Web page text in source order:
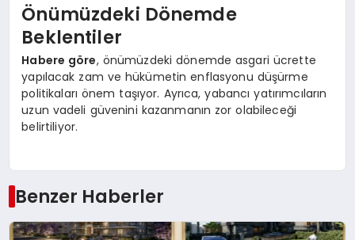
Önümüzdeki Dönemde
Beklentiler
Habere göre, önümüzdeki dönemde asgari ücrette
yapılacak zam ve hükümetin enflasyonu düşürme
politikaları önem taşıyor. Ayrıca, yabancı yatırımcıların
uzun vadeli güvenini kazanmanın zor olabileceği
belirtiliyor.
Benzer Haberler